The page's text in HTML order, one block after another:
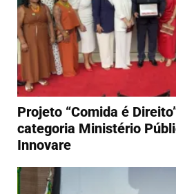
Projeto “Comida é
categoria Ministério
Innovare